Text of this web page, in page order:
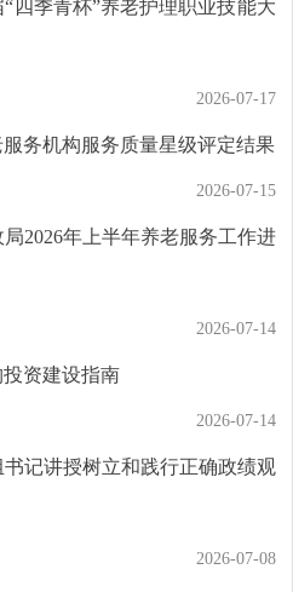
四季青杯”养老护理职业技能大
2026-07-17
务机构服务质量星级评定结果
2026-07-15
2026年上半年养老服务工作进
2026-07-14
资建设指南
2026-07-14
记讲授树立和践行正确政绩观
2026-07-08